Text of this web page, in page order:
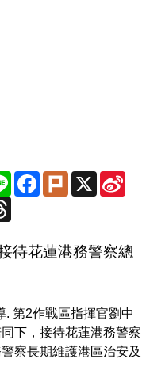
Line Facebook
Plurk X
待花蓮港務警察總
. 第2作戰區指揮官劉中
下，接待花蓮港務警察
察長期維護港區治安及